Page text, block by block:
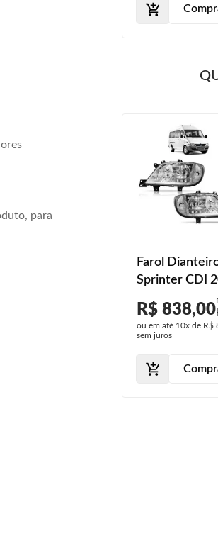
para
Farol
Sprinter CDI
2004 2005
2007 2008
2010 2011
R$ 838,00
ou em até 10x de R$
sem juros